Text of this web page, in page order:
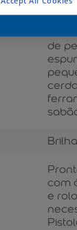
de
com
e